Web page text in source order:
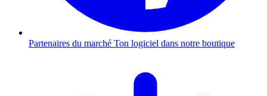
Partenaires du marché Ton logiciel dans notre boutique